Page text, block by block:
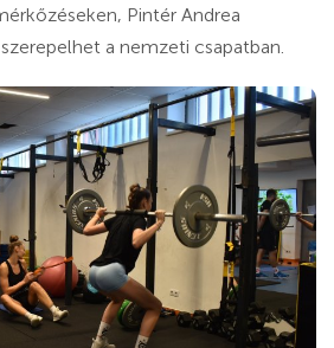
Pintér Andrea
a nemzeti csapatban.